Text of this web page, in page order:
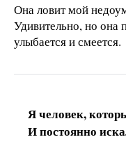
Она ловит мой
Удивительно, но она
улыбается и смеется.
Я человек,
И постоянно